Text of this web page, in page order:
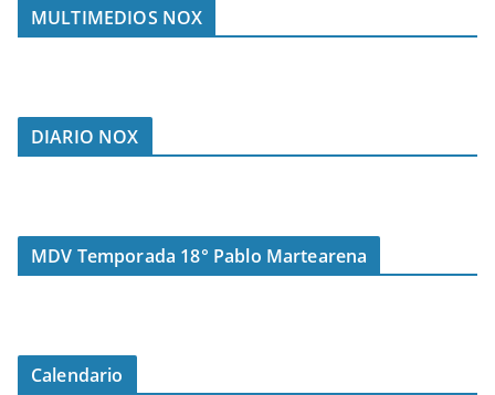
MULTIMEDIOS NOX
DIARIO NOX
MDV Temporada 18° Pablo Martearena
Calendario